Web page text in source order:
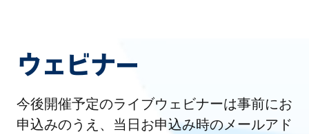
ウェビナー
今後開催予定のライブウェビナーは事前にお
申込みのうえ、当日お申込み時のメールアド